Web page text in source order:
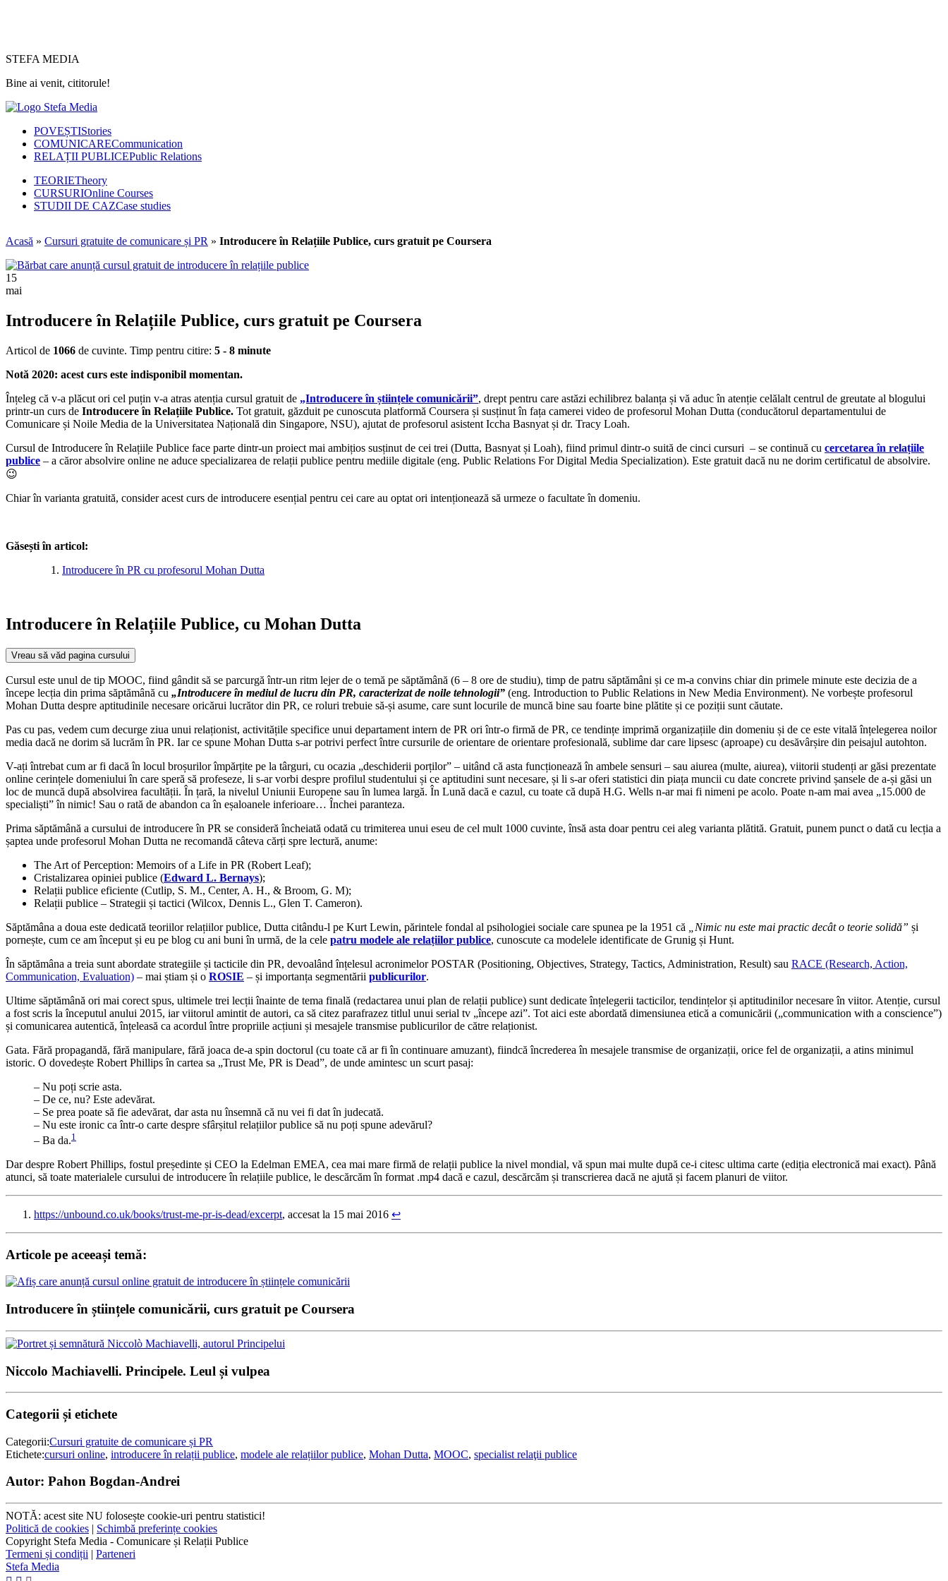
STEFA MEDIA
Bine ai venit, cititorule!
POVEȘTIStories
COMUNICARECommunication
RELAȚII PUBLICEPublic Relations
TEORIETheory
CURSURIOnline Courses
STUDII DE CAZCase studies
Acasă » Cursuri gratuite de comunicare și PR » Introducere în Relațiile Publice, curs gratuit pe Coursera
15
mai
Introducere în Relațiile Publice, curs gratuit pe Coursera
Articol de 1066 de cuvinte. Timp pentru citire: 5 - 8 minute
Notă 2020: acest curs este indisponibil momentan.
Înțeleg că v-a plăcut ori cel puțin v-a atras atenția cursul gratuit de „Introducere în științele comunicării”, drept pentru care astăzi echilibrez balanța și vă aduc în atenție celălalt centrul de greutate al blogului
printr-un curs de Introducere în Relațiile Publice. Tot gratuit, găzduit pe cunoscuta platformă Coursera și susținut în fața camerei video de profesorul Mohan Dutta (conducătorul departamentului de
Comunicare și Noile Media de la Universitatea Națională din Singapore, NSU), ajutat de profesorul asistent Iccha Basnyat și dr. Tracy Loah.
Cursul de Introducere în Relațiile Publice face parte dintr-un proiect mai ambițios susținut de cei trei (Dutta, Basnyat și Loah), fiind primul dintr-o suită de cinci cursuri – se continuă cu cercetarea în relațiile
publice – a căror absolvire online ne aduce specializarea de relații publice pentru mediile digitale (eng. Public Relations For Digital Media Specialization). Este gratuit dacă nu ne dorim certificatul de absolvire.
😉
Chiar în varianta gratuită, consider acest curs de introducere esențial pentru cei care au optat ori intenționează să urmeze o facultate în domeniu.
Găsești în articol:
Introducere în PR cu profesorul Mohan Dutta
Introducere în Relațiile Publice, cu Mohan Dutta
Vreau să văd pagina cursului
Cursul este unul de tip MOOC, fiind gândit să se parcurgă într-un ritm lejer de o temă pe săptămână (6 – 8 ore de studiu), timp de patru săptămâni și ce m-a convins chiar din primele minute este decizia de a
începe lecția din prima săptămână cu „Introducere în mediul de lucru din PR, caracterizat de noile tehnologii” (eng. Introduction to Public Relations in New Media Environment). Ne vorbește profesorul
Mohan Dutta despre aptitudinile necesare oricărui lucrător din PR, ce roluri trebuie să-și asume, care sunt locurile de muncă bine sau foarte bine plătite și ce poziții sunt căutate.
Pas cu pas, vedem cum decurge ziua unui relaționist, activitățile specifice unui departament intern de PR ori într-o firmă de PR, ce tendințe imprimă organizațiile din domeniu și de ce este vitală înțelegerea noilor
media dacă ne dorim să lucrăm în PR. Iar ce spune Mohan Dutta s-ar potrivi perfect între cursurile de orientare de orientare profesională, sublime dar care lipsesc (aproape) cu desăvârșire din peisajul autohton.
V-ați întrebat cum ar fi dacă în locul broșurilor împărțite pe la târguri, cu ocazia „deschiderii porților” – uitând că asta funcționează în ambele sensuri – sau aiurea (multe, aiurea), viitorii studenți ar găsi prezentate
online cerințele domeniului în care speră să profeseze, li s-ar vorbi despre profilul studentului și ce aptitudini sunt necesare, și li s-ar oferi statistici din piața muncii cu date concrete privind șansele de a-și găsi un
loc de muncă după absolvirea facultății. În țară, la nivelul Uniunii Europene sau în lumea largă. În Lună dacă e cazul, cu toate că după H.G. Wells n-ar mai fi nimeni pe acolo. Poate n-am mai avea „15.000 de
specialiști” în nimic! Sau o rată de abandon ca în eșaloanele inferioare… Închei paranteza.
Prima săptămână a cursului de introducere în PR se consideră încheiată odată cu trimiterea unui eseu de cel mult 1000 cuvinte, însă asta doar pentru cei aleg varianta plătită. Gratuit, punem punct o dată cu lecția a
șaptea unde profesorul Mohan Dutta ne recomandă câteva cărți spre lectură, anume:
The Art of Perception: Memoirs of a Life in PR (Robert Leaf);
Cristalizarea opiniei publice (Edward L. Bernays);
Relații publice eficiente (Cutlip, S. M., Center, A. H., & Broom, G. M);
Relații publice – Strategii și tactici (Wilcox, Dennis L., Glen T. Cameron).
Săptămâna a doua este dedicată teoriilor relațiilor publice, Dutta citându-l pe Kurt Lewin, părintele fondal al psihologiei sociale care spunea pe la 1951 că
„Nimic nu este mai practic decât o teorie solidă” și
pornește, cum ce am început și eu pe blog cu ani buni în urmă, de la cele patru modele ale relațiilor publice, cunoscute ca modelele identificate de Grunig și Hunt.
În săptămâna a treia sunt abordate strategiile și tacticile din PR, devoalând înțelesul acronimelor POSTAR (Positioning, Objectives, Strategy, Tactics, Administration, Result) sau RACE (Research, Action,
Communication, Evaluation) – mai știam și o ROSIE – și importanța segmentării publicurilor.
Ultime săptămână ori mai corect spus, ultimele trei lecții înainte de tema finală (redactarea unui plan de relații publice) sunt dedicate înțelegerii tacticilor, tendințelor și aptitudinilor necesare în viitor. Atenție, cursul
a fost scris la începutul anului 2015, iar viitorul amintit de autori, ca să citez parafrazez titlul unui serial tv „începe azi”. Tot aici este abordată dimensiunea etică a comunicării („communication with a conscience”)
și comunicarea autentică, înțeleasă ca acordul între propriile acțiuni și mesajele transmise publicurilor de către relaționist.
Gata. Fără propagandă, fără manipulare, fără joaca de-a spin doctorul (cu toate că ar fi în continuare amuzant), fiindcă încrederea în mesajele transmise de organizații, orice fel de organizații, a atins minimul
istoric. O dovedește Robert Phillips în cartea sa „Trust Me, PR is Dead”, de unde amintesc un scurt pasaj:
– Nu poți scrie asta.
– De ce, nu? Este adevărat.
– Se prea poate să fie adevărat, dar asta nu însemnă că nu vei fi dat în judecată.
– Nu este ironic ca într-o carte despre sfârșitul relațiilor publice să nu poți spune adevărul?
– Ba da.1
Dar despre Robert Phillips, fostul președinte și CEO la Edelman EMEA, cea mai mare firmă de relații publice la nivel mondial, vă spun mai multe după ce-i citesc ultima carte (ediția electronică mai exact). Până
atunci, să toate materialele cursului de introducere în relațiile publice, le descărcăm în format .mp4 dacă e cazul, descărcăm și transcrierea dacă ne ajută și facem planuri de viitor.
https://unbound.co.uk/books/trust-me-pr-is-dead/excerpt, accesat la 15 mai 2016 ↩
Articole pe aceeași temă:
Introducere în științele comunicării, curs gratuit pe Coursera
Niccolo Machiavelli. Principele. Leul și vulpea
Categorii și etichete
Categorii:Cursuri gratuite de comunicare și PR
Etichete:cursuri online, introducere în relații publice, modele ale relațiilor publice, Mohan Dutta, MOOC, specialist relaţii publice
Autor: Pahon Bogdan-Andrei
NOTĂ: acest site NU folosește cookie-uri pentru statistici!
Politică de cookies | Schimbă preferințe cookies
Copyright Stefa Media - Comunicare și Relații Publice
Termeni și condiții | Parteneri
Stefa Media